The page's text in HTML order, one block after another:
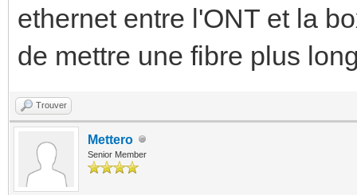
ethernet entre l'ONT et la
de mettre une fibre plus
Trouver
Mettero
Senior Member